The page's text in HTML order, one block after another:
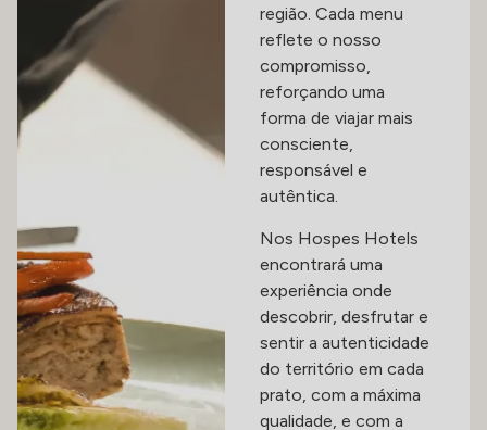
região. Cada menu
reflete o nosso
compromisso,
reforçando uma
forma de viajar mais
consciente,
responsável e
autêntica.
Nos Hospes Hotels
encontrará uma
experiência onde
descobrir, desfrutar e
sentir a autenticidade
do território em cada
prato, com a máxima
qualidade, e com a